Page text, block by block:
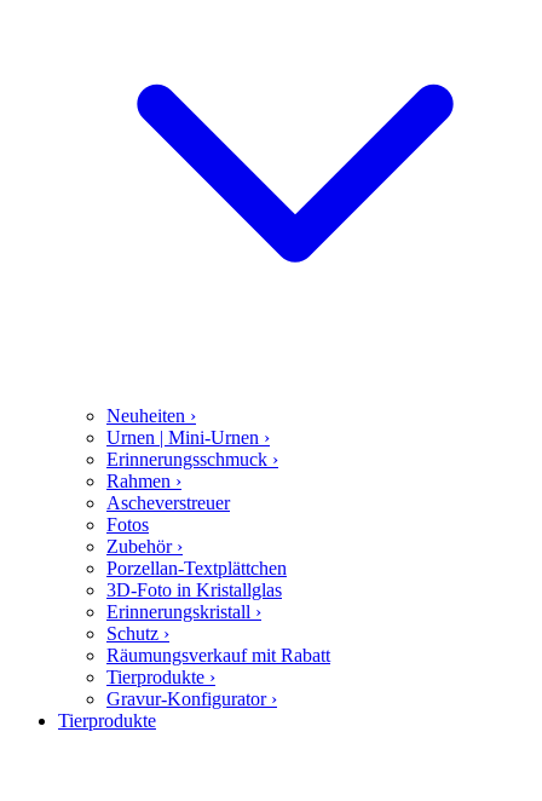
Neuheiten ›
Urnen | Mini-Urnen ›
Erinnerungsschmuck ›
Rahmen ›
Ascheverstreuer
Fotos
Zubehör ›
Porzellan-Textplättchen
3D-Foto in Kristallglas
Erinnerungskristall ›
Schutz ›
Räumungsverkauf mit Rabatt
Tierprodukte ›
Gravur-Konfigurator ›
Tierprodukte